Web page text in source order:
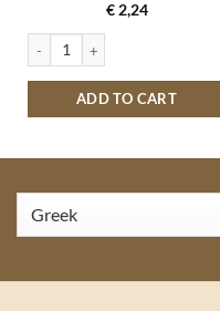
€2,24
ΓΕΜΙΣΤΑ ΠΑΠΑΔΟΠΟΥΛΟΥ
ADD TO CART